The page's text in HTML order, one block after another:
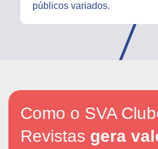
públicos variados.
Como o SVA
Revistas gera